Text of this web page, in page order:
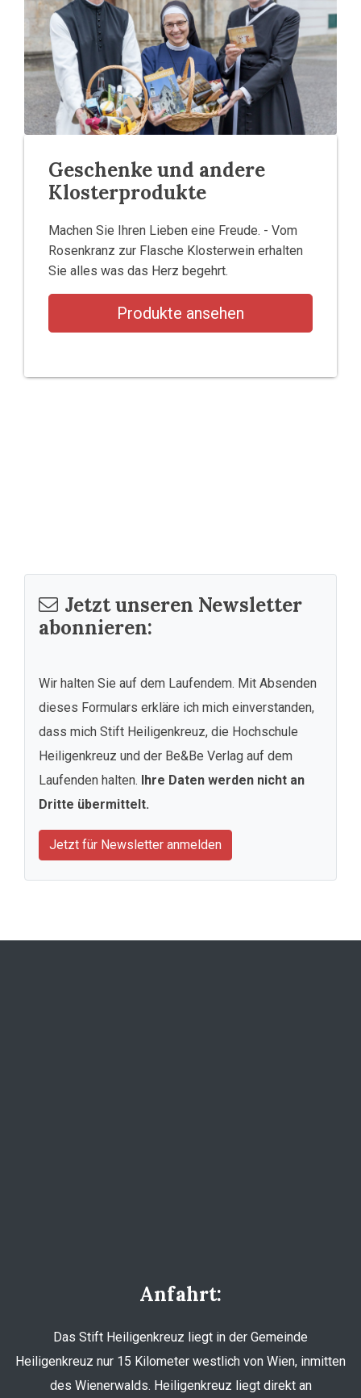
Geschenke und andere
Klosterprodukte
Machen Sie Ihren Lieben eine Freude. - Vom
Rosenkranz zur Flasche Klosterwein erhalten
Sie alles was das Herz begehrt.
Produkte ansehen
Jetzt unseren Newsletter
abonnieren:
Wir halten Sie auf dem Laufendem. Mit Absenden
dieses Formulars erkläre ich mich einverstanden,
dass mich Stift Heiligenkreuz, die Hochschule
Heiligenkreuz und der Be&Be Verlag auf dem
Laufenden halten. Ihre Daten werden nicht an
Dritte übermittelt.
Jetzt für Newsletter anmelden
Anfahrt:
Das Stift Heiligenkreuz liegt in der Gemeinde
Heiligenkreuz nur 15 Kilometer westlich von Wien, inmitten
des Wienerwalds. Heiligenkreuz liegt direkt an